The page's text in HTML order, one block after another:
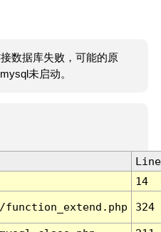
数据库失败，可能的原
未启动。
Line
14
324